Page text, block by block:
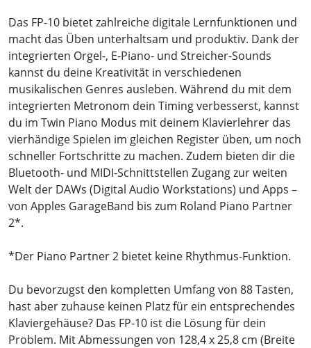
Das FP-10 bietet zahlreiche digitale Lernfunktionen und
macht das Üben unterhaltsam und produktiv. Dank der
integrierten Orgel-, E-Piano- und Streicher-Sounds
kannst du deine Kreativität in verschiedenen
musikalischen Genres ausleben. Während du mit dem
integrierten Metronom dein Timing verbesserst, kannst
du im Twin Piano Modus mit deinem Klavierlehrer das
vierhändige Spielen im gleichen Register üben, um noch
schneller Fortschritte zu machen. Zudem bieten dir die
Bluetooth- und MIDI-Schnittstellen Zugang zur weiten
Welt der DAWs (Digital Audio Workstations) und Apps –
von Apples GarageBand bis zum Roland Piano Partner
2*.
*Der Piano Partner 2 bietet keine Rhythmus-Funktion.
Du bevorzugst den kompletten Umfang von 88 Tasten,
hast aber zuhause keinen Platz für ein entsprechendes
Klaviergehäuse? Das FP-10 ist die Lösung für dein
Problem. Mit Abmessungen von 128,4 x 25,8 cm (Breite